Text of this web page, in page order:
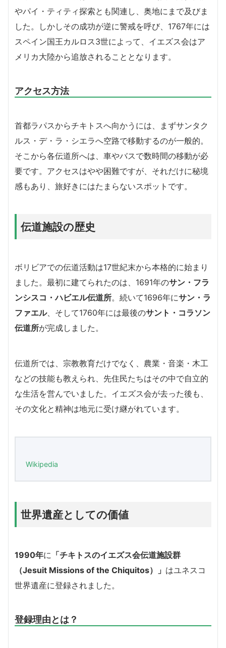
やパイ・ティティ探索とも関連し、奥地にまで及びま
した。しかしその成功が逆に警戒を呼び、1767年には
スペイン国王カルロス3世によって、イエズス会はア
メリカ大陸から追放されることとなります。
アクセス方法
首都ラパスからチキトスへ向かうには、まずサンタク
ルス・デ・ラ・シエラへ空路で移動するのが一般的。
そこから各伝道所へは、車やバスで数時間の移動が必
要です。アクセスはやや困難ですが、それだけに秘境
感もあり、旅好きにはたまらないスポットです。
伝道施設の歴史
ボリビアでの伝道活動は17世紀末から本格的に始まり
ました。最初に建てられたのは、1691年のサン・フラ
ンシスコ・ハビエル伝道所。続いて1696年にサン・ラ
ファエル、そして1760年には最後のサント・コラソン
伝道所が完成しました。
伝道所では、宗教教育だけでなく、農業・音楽・木工
などの技能も教えられ、先住民たちはその中で自立的
な生活を営んでいました。イエズス会が去った後も、
その文化と精神は地元に受け継がれています。
Wikipedia
世界遺産としての価値
1990年に 「チキトスのイエズス会伝道施設群
（Jesuit Missions of the Chiquitos）」 はユネスコ
世界遺産に登録されました。
登録理由とは？